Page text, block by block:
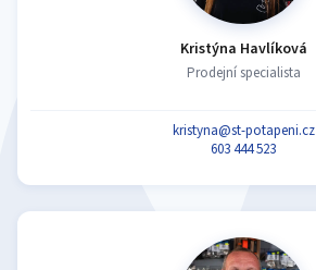
Kristýna Havlíková
Prodejní specialista
kristyna@st-potapeni.cz
603 444 523